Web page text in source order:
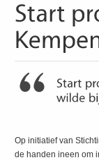
Op initiatief van
de handen ineen om